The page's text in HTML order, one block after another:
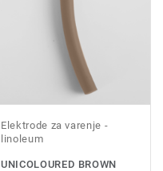
Elektrode za varenje -
linoleum
UNICOLOURED BROWN